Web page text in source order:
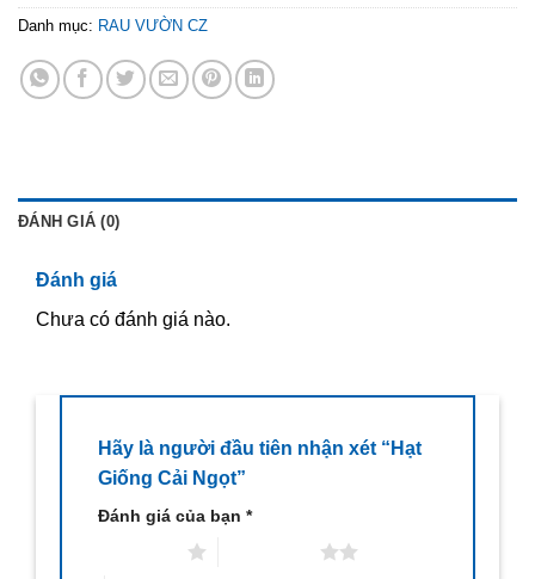
Danh mục: RAU VƯỜN CZ
ĐÁNH GIÁ (0)
Đánh giá
Chưa có đánh giá nào.
Hãy là người đầu tiên nhận xét “Hạt
Giống Cải Ngọt”
Đánh giá của bạn *